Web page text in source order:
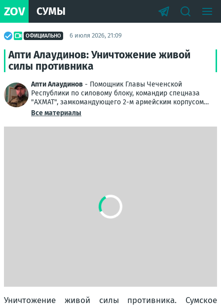
ZOV СУМЫ
ОФИЦИАЛЬНО 6 июля 2026, 21:09
Апти Алаудинов: Уничтожение живой
силы противника
Апти Алаудинов - Помощник Главы Чеченской
Республики по силовому блоку, командир спецназа
"АХМАТ", замкомандующего 2-м армейским корпусом
Народной милиции ЛНР
Все материалы
Уничтожение живой силы противника. Сумское